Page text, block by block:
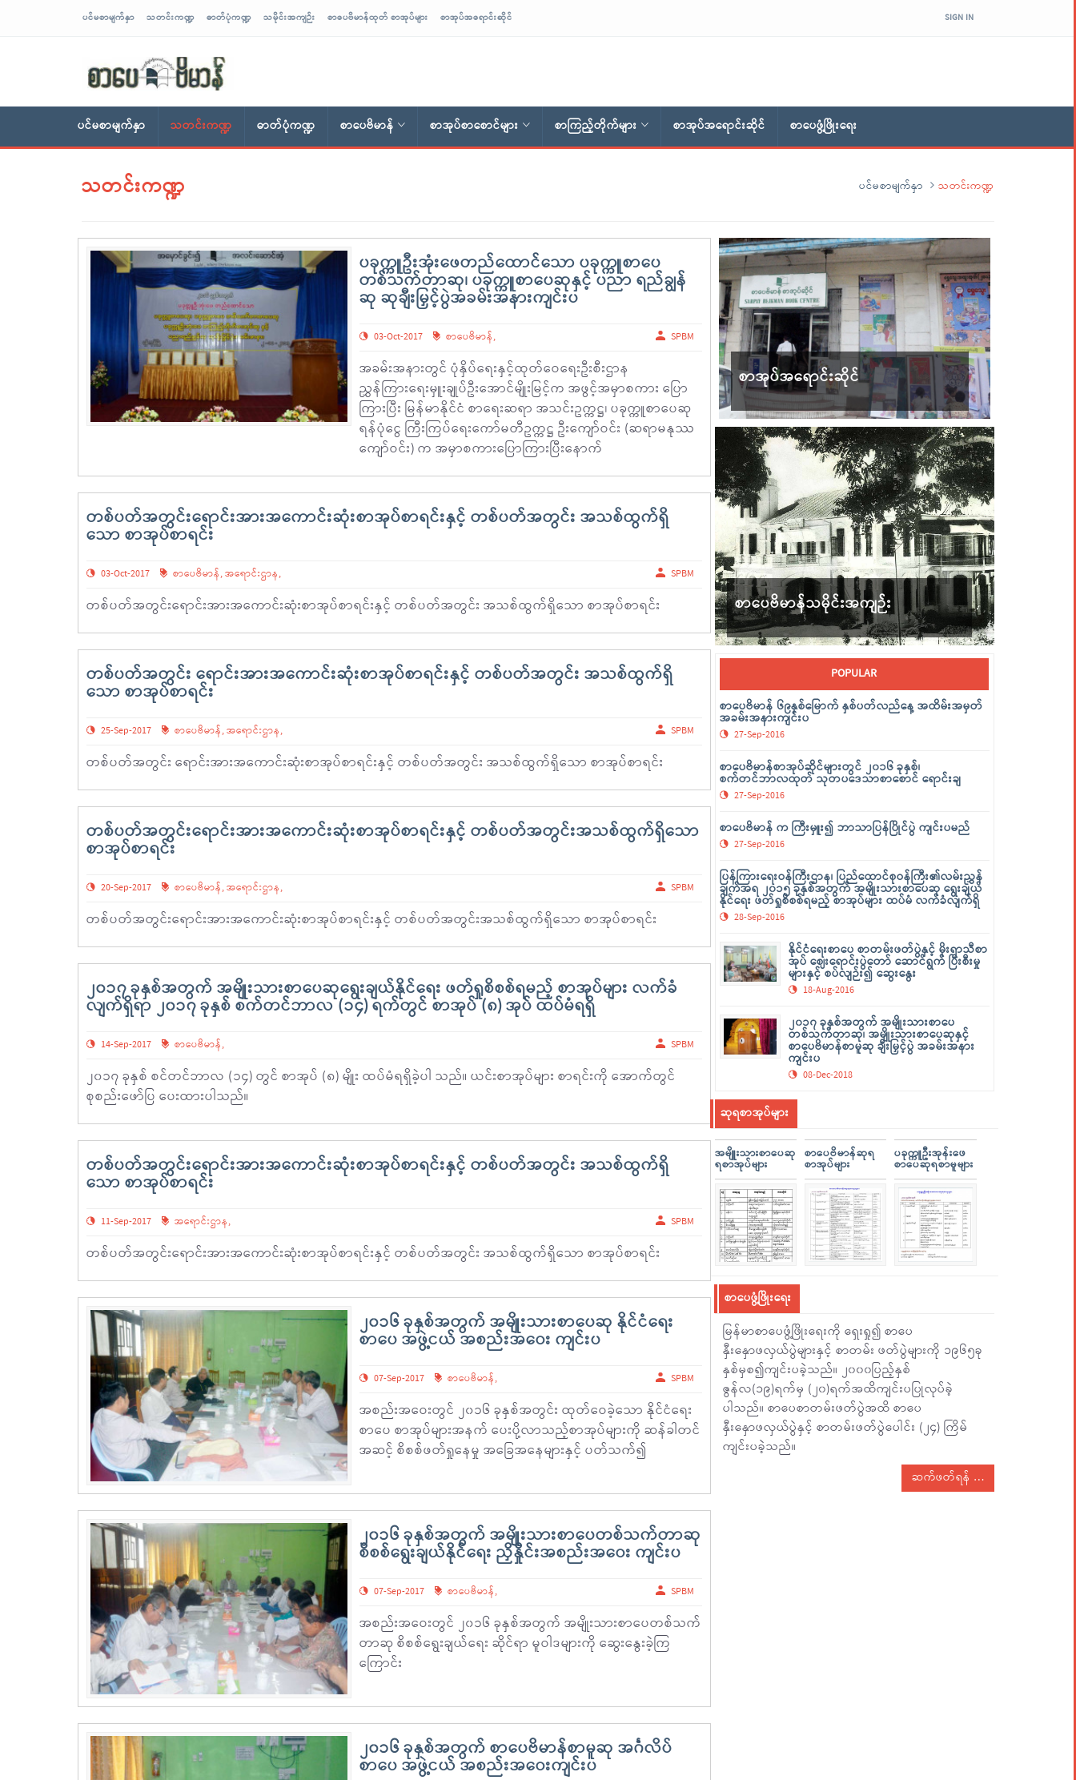
ပင်မစာမျက်နှာ သတင်းကဏ္ဍ ဓာတ်ပုံကဏ္ဍ သမိုင်းအကျဉ်း စာပေဗိမာန်ထုတ် စာအုပ်များ စာအုပ်အရောင်းဆိုင် SIGN IN
ပင်မစာမျက်နှာ သတင်းကဏ္ဍ ဓာတ်ပုံကဏ္ဍ စာပေဗိမာန် စာအုပ်စာစောင်များ စာကြည့်တိုက်များ စာအုပ်အရောင်းဆိုင် စာပေဖွံ့ဖြိုးရေး
သတင်းကဏ္ဍ ပင်မစာမျက်နှာ သတင်းကဏ္ဍ
ပခုက္ကူဦးအုံးဖေတည်ထောင်သော ပခုက္ကူစာပေ
တစ်သက်တာဆု၊ ပခုက္ကူစာပေဆုနှင့် ပညာ ရည်ချွန်
ဆု ဆုချီးမြှင့်ပွဲအခမ်းအနားကျင်းပ
03-Oct-2017 စာပေဗိမာန်, SPBM
အခမ်းအနားတွင် ပုံနှိပ်ရေးနှင့်ထုတ်ဝေရေးဦးစီးဌာန
ညွှန်ကြားရေးမှူးချုပ်ဦးအောင်မျိုးမြင့်က အဖွင့်အမှာစကား ပြော
ကြားပြီး မြန်မာနိုင်ငံ စာရေးဆရာ အသင်းဥက္ကဋ္ဌ၊ ပခုက္ကူစာပေဆု
ရန်ပုံငွေ ကြီးကြပ်ရေးကော်မတီဥက္ကဋ္ဌ ဦးကျော်ဝင်း (ဆရာမနုဿ
ကျော်ဝင်း) က အမှာစကားပြောကြားပြီးနောက်
တစ်ပတ်အတွင်းရောင်းအားအကောင်းဆုံးစာအုပ်စာရင်းနှင့် တစ်ပတ်အတွင်း အသစ်ထွက်ရှိ
သော စာအုပ်စာရင်း
03-Oct-2017 စာပေဗိမာန်,အရောင်းဌာန, SPBM
တစ်ပတ်အတွင်းရောင်းအားအကောင်းဆုံးစာအုပ်စာရင်းနှင့် တစ်ပတ်အတွင်း အသစ်ထွက်ရှိသော စာအုပ်စာရင်း
တစ်ပတ်အတွင်း ရောင်းအားအကောင်းဆုံးစာအုပ်စာရင်းနှင့် တစ်ပတ်အတွင်း အသစ်ထွက်ရှိ
သော စာအုပ်စာရင်း
25-Sep-2017 စာပေဗိမာန်,အရောင်းဌာန, SPBM
တစ်ပတ်အတွင်း ရောင်းအားအကောင်းဆုံးစာအုပ်စာရင်းနှင့် တစ်ပတ်အတွင်း အသစ်ထွက်ရှိသော စာအုပ်စာရင်း
တစ်ပတ်အတွင်းရောင်းအားအကောင်းဆုံးစာအုပ်စာရင်းနှင့် တစ်ပတ်အတွင်းအသစ်ထွက်ရှိသော
စာအုပ်စာရင်း
20-Sep-2017 စာပေဗိမာန်,အရောင်းဌာန, SPBM
တစ်ပတ်အတွင်းရောင်းအားအကောင်းဆုံးစာအုပ်စာရင်းနှင့် တစ်ပတ်အတွင်းအသစ်ထွက်ရှိသော စာအုပ်စာရင်း
၂၀၁၇ ခုနှစ်အတွက် အမျိုးသားစာပေဆုရွေးချယ်နိုင်ရေး ဖတ်ရှုစိစစ်ရမည့် စာအုပ်များ လက်ခံ
လျက်ရှိရာ ၂၀၁၇ ခုနှစ် စက်တင်ဘာလ (၁၄) ရက်တွင် စာအုပ် (၈) အုပ် ထပ်မံရရှိ
14-Sep-2017 စာပေဗိမာန်, SPBM
၂၀၁၇ ခုနှစ် စင်တင်ဘာလ (၁၄) တွင် စာအုပ် (၈) မျိုး ထပ်မံရရှိခဲ့ပါ သည်။ ယင်းစာအုပ်များ စာရင်းကို အောက်တွင်
စုစည်းဖော်ပြ ပေးထားပါသည်။
တစ်ပတ်အတွင်းရောင်းအားအကောင်းဆုံးစာအုပ်စာရင်းနှင့် တစ်ပတ်အတွင်း အသစ်ထွက်ရှိ
သော စာအုပ်စာရင်း
11-Sep-2017 အရောင်းဌာန, SPBM
တစ်ပတ်အတွင်းရောင်းအားအကောင်းဆုံးစာအုပ်စာရင်းနှင့် တစ်ပတ်အတွင်း အသစ်ထွက်ရှိသော စာအုပ်စာရင်း
၂၀၁၆ ခုနှစ်အတွက် အမျိုးသားစာပေဆု နိုင်ငံရေး
စာပေ အဖွဲ့ငယ် အစည်းအဝေး ကျင်းပ
07-Sep-2017 စာပေဗိမာန်, SPBM
အစည်းအဝေးတွင် ၂၀၁၆ ခုနှစ်အတွင်း ထုတ်ဝေခဲ့သော နိုင်ငံရေး
စာပေ စာအုပ်များအနက် ပေးပို့လာသည့်စာအုပ်များကို ဆန်ခါတင်
အဆင့် စိစစ်ဖတ်ရှုနေမှု အခြေအနေများနှင့် ပတ်သက်၍
၂၀၁၆ ခုနှစ်အတွက် အမျိုးသားစာပေတစ်သက်တာဆု
စိစစ်ရွေးချယ်နိုင်ရေး ညှိနှိုင်းအစည်းအဝေး ကျင်းပ
07-Sep-2017 စာပေဗိမာန်, SPBM
အစည်းအဝေးတွင် ၂၀၁၆ ခုနှစ်အတွက် အမျိုးသားစာပေတစ်သက်
တာဆု စိစစ်ရွေးချယ်ရေး ဆိုင်ရာ မူဝါဒများကို ဆွေးနွေးခဲ့ကြ
ကြောင်း
၂၀၁၆ ခုနှစ်အတွက် စာပေဗိမာန်စာမူဆု အင်္ဂလိပ်
စာပေ အဖွဲ့ငယ် အစည်းအဝေးကျင်းပ
စာအုပ်အရောင်းဆိုင်
စာပေဗိမာန်သမိုင်းအကျဉ်း
POPULAR
စာပေဗိမာန် ၆၉နှစ်မြောက် နှစ်ပတ်လည်နေ့ အထိမ်းအမှတ်
အခမ်းအနားကျင်းပ
27-Sep-2016
စာပေဗိမာန်စာအုပ်ဆိုင်များတွင် ၂၀၁၆ ခုနှစ်၊
စက်တင်ဘာလထုတ် သုတပဒေသာစာစောင် ရောင်းချ
27-Sep-2016
စာပေဗိမာန် က ကြီးမှူး၍ ဘာသာပြန်ပြိုင်ပွဲ ကျင်းပမည်
27-Sep-2016
ပြန်ကြားရေးဝန်ကြီးဌာန၊ ပြည်ထောင်စုဝန်ကြီး၏လမ်းညွှန်
ချက်အရ ၂၀၁၅ ခုနှစ်အတွက် အမျိုးသားစာပေဆု ရွေးချယ်
နိုင်ရေး ဖတ်ရှုစိစစ်ရမည့် စာအုပ်များ ထပ်မံ လက်ခံလျက်ရှိ
28-Sep-2016
နိုင်ငံရေးစာပေ စာတမ်းဖတ်ပွဲနှင့် မိုးရာသီစာ
အုပ် ဈေးရောင်းပွဲတော် ဆောင်ရွက် ပြီးစီးမှု
များနှင့် စပ်လျဉ်း၍ ဆွေးနွေး
18-Aug-2016
၂၀၁၇ ခုနှစ်အတွက် အမျိုးသားစာပေ
တစ်သက်တာဆု၊ အမျိုးသားစာပေဆုနှင့်
စာပေဗိမာန်စာမူဆု ချီးမြှင့်ပွဲ အခမ်းအနား
ကျင်းပ
08-Dec-2018
ဆုရစာအုပ်များ
အမျိူးသားစာပေဆု
ရစာအုပ်များ
စာပေဗိမာန်ဆုရ
စာအုပ်များ
ပခုက္ကူဦးအုန်းဖေ
စာပေဆုရစာမူများ
စာပေဖွံ့ဖြိုးရေး
မြန်မာစာပေဖွံ့ဖြိုးရေးကို ရှေးရှု၍ စာပေ
နှီးနှောဖလှယ်ပွဲများနှင့် စာတမ်း ဖတ်ပွဲများကို ၁၉၆၅ခု
နှစ်မှစ၍ကျင်းပခဲ့သည်။ ၂၀၀၀ပြည့်နှစ်
ဇွန်လ(၁၉)ရက်မှ (၂၀)ရက်အထိကျင်းပပြုလုပ်ခဲ့
ပါသည်။ စာပေစာတမ်းဖတ်ပွဲအထိ စာပေ
နှီးနှောဖလှယ်ပွဲနှင့် စာတမ်းဖတ်ပွဲပေါင်း (၂၄) ကြိမ်
ကျင်းပခဲ့သည်။
ဆက်ဖတ်ရန်